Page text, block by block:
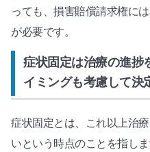
っても、損害賠償請求権に
が必要です。
症状固定は治療の進捗
イミングも考慮して決
症状固定とは、これ以上治
いという時点のことを指し